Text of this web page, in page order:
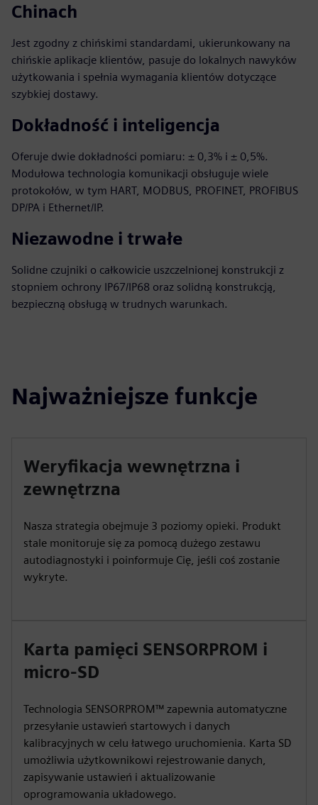
Chinach
Jest zgodny z chińskimi standardami, ukierunkowany na
chińskie aplikacje klientów, pasuje do lokalnych nawyków
użytkowania i spełnia wymagania klientów dotyczące
szybkiej dostawy.
Dokładność i inteligencja
Oferuje dwie dokładności pomiaru: ± 0,3% i ± 0,5%.
Modułowa technologia komunikacji obsługuje wiele
protokołów, w tym HART, MODBUS, PROFINET, PROFIBUS
DP/PA i Ethernet/IP.
Niezawodne i trwałe
Solidne czujniki o całkowicie uszczelnionej konstrukcji z
stopniem ochrony IP67/IP68 oraz solidną konstrukcją,
bezpieczną obsługą w trudnych warunkach.
Najważniejsze funkcje
Weryfikacja wewnętrzna i
zewnętrzna
Nasza strategia obejmuje 3 poziomy opieki. Produkt
stale monitoruje się za pomocą dużego zestawu
autodiagnostyki i poinformuje Cię, jeśli coś zostanie
wykryte.
Karta pamięci SENSORPROM i
micro-SD
Technologia SENSORPROM™ zapewnia automatyczne
przesyłanie ustawień startowych i danych
kalibracyjnych w celu łatwego uruchomienia. Karta SD
umożliwia użytkownikowi rejestrowanie danych,
zapisywanie ustawień i aktualizowanie
oprogramowania układowego.